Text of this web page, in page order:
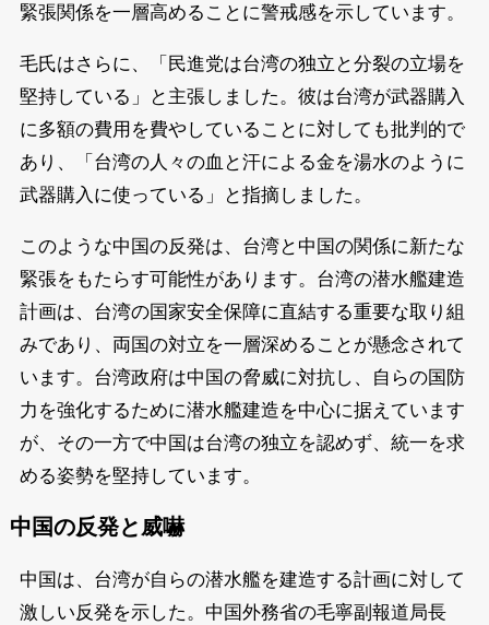
緊張関係を一層高めることに警戒感を示しています。
毛氏はさらに、「民進党は台湾の独立と分裂の立場を
堅持している」と主張しました。彼は台湾が武器購入
に多額の費用を費やしていることに対しても批判的で
あり、「台湾の人々の血と汗による金を湯水のように
武器購入に使っている」と指摘しました。
このような中国の反発は、台湾と中国の関係に新たな
緊張をもたらす可能性があります。台湾の潜水艦建造
計画は、台湾の国家安全保障に直結する重要な取り組
みであり、両国の対立を一層深めることが懸念されて
います。台湾政府は中国の脅威に対抗し、自らの国防
力を強化するために潜水艦建造を中心に据えています
が、その一方で中国は台湾の独立を認めず、統一を求
める姿勢を堅持しています。
中国の反発と威嚇
中国は、台湾が自らの潜水艦を建造する計画に対して
激しい反発を示した。中国外務省の毛寧副報道局長